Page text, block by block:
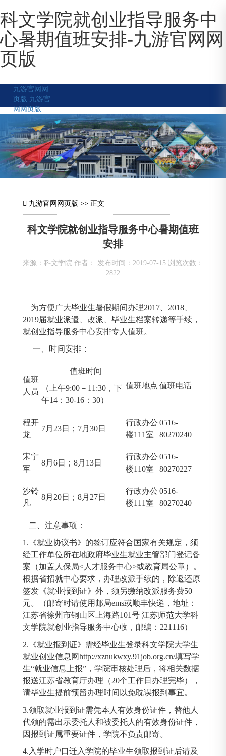
科文学院就创业指导服务中
心暑期值班安排-九游官网网
页版
九游官网网
页版 九游官
网网页版
九游官网网页版 >> 正文
科文学院就创业指导服务中心暑期值班
安排
来源：科文学院 作者： 发布时间：2019-07-15 浏览次数：
2822
为方便广大毕业生暑假期间办理2017、2018、
2019届就业派遣、改派、毕业生档案转递等手续，
就创业指导服务中心安排专人值班。
一、时间安排：
值班
人员
值班时间
（上午9:00－11:30，下
午14：30-16：30）
值班地点 值班电话
程开
龙
7月23日；7月30日
行政办公
楼111室
0516-
80270240
宋宁
军
8月6日；8月13日
行政办公
楼110室
0516-
80270227
沙铃
凡
8月20日；8月27日
行政办公
楼111室
0516-
80270240
二、注意事项：
1.《就业协议书》的签订应符合国家有关规定，须
经工作单位所在地政府毕业生就业主管部门登记备
案（加盖人保局<人才服务中心>或教育局公章）。
根据省招就中心要求，办理改派手续的，除返还原
签发《就业报到证》外，须另缴纳改派服务费50
元。（邮寄时请使用邮局ems或顺丰快递，地址：
江苏省徐州市铜山区上海路101号 江苏师范大学科
文学院就创业指导服务中心收，邮编：221116）
2.《就业报到证》需经毕业生登录科文学院大学生
就业创业信息网http://xznukwxy.91job.org.cn/填写学
生“就业信息上报”，学院审核处理后，将相关数据
报送江苏省教育厅办理（20个工作日办理完毕），
请毕业生提前预留办理时间以免耽误报到事宜。
3.领取就业报到证需凭本人有效身份证件，替他人
代领的需出示委托人和被委托人的有效身份证件，
因报到证属重要证件，学院不负责邮寄。
4.入学时户口迁入学院的毕业生领取报到证后请及